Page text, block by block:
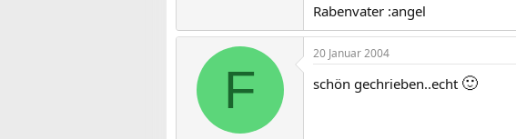
Rabenvater :angel
F
20 Januar 2004
schön gechrieben..echt 🙂